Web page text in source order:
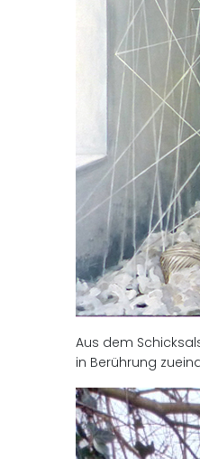
Aus dem
in Berührung